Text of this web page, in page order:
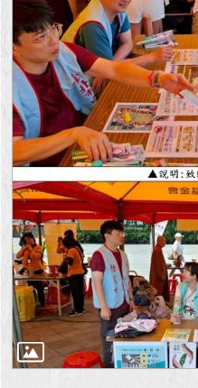
活
動
主
題
館
與
互
動
活
動
主
題
館